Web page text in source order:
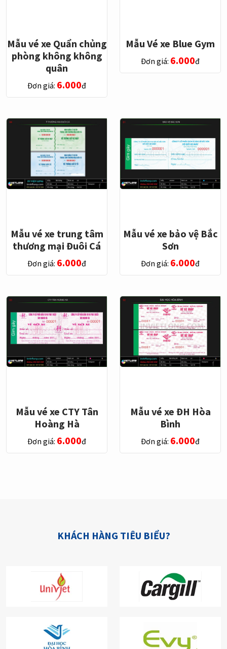
Mẫu vé xe Quẩn chủng
phòng không không
quân
Đơn giá: 6.000đ
Mẫu Vé xe Blue Gym
Đơn giá: 6.000đ
Mẫu vé xe trung tâm
thương mại Đuôi Cá
Đơn giá: 6.000đ
Mẫu vé xe bảo vệ Bắc
Sơn
Đơn giá: 6.000đ
Mẫu vé xe CTY Tân
Hoàng Hà
Đơn giá: 6.000đ
Mẫu vé xe ĐH Hòa
Bình
Đơn giá: 6.000đ
KHÁCH HÀNG TIÊU BIỂU?